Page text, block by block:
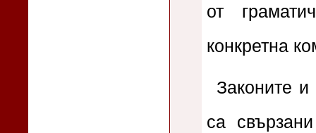
от
конкретна
Законите и
са